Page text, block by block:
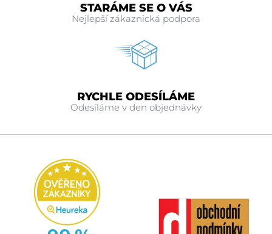
STARÁME SE O VÁS
Nejlepší zákaznická podpora
RYCHLE ODESÍLÁME
Odesíláme v den objednávky